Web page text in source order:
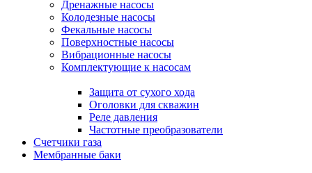
Дренажные насосы
Колодезные насосы
Фекальные насосы
Поверхностные насосы
Вибрационные насосы
Комплектующие к насосам
Защита от сухого хода
Оголовки для скважин
Реле давления
Частотные преобразователи
Счетчики газа
Мембранные баки